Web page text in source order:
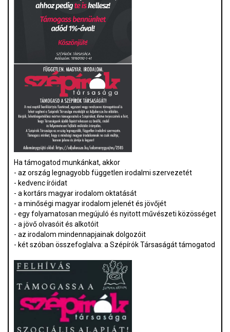
Ha támogatod munkánkat, akkor
- az ország legnagyobb független irodalmi szervezetét
- kedvenc íróidat
- a kortárs magyar irodalom oktatását
- a minőségi magyar irodalom jelenét és jövőjét
- egy folyamatosan megújuló és nyitott művészeti közösséget
- a jövő olvasóit és alkotóit
- az irodalom mindennapjainak dolgozóit
- két szóban összefoglalva: a Szépírók Társaságát támogatod